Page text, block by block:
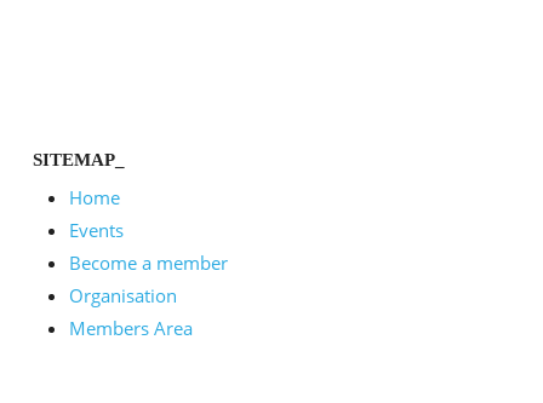
SITEMAP_
Home
Events
Become a member
Organisation
Members Area